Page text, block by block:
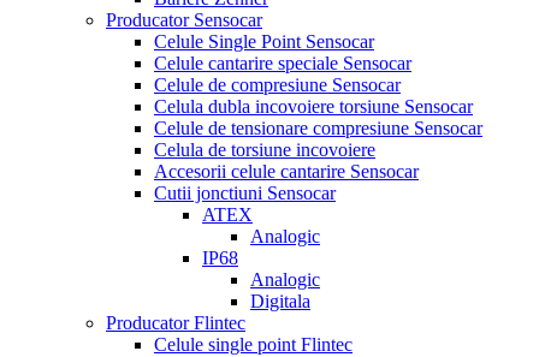
Producator Sensocar
Celule Single Point Sensocar
Celule cantarire speciale Sensocar
Celule de compresiune Sensocar
Celula dubla incovoiere torsiune Sensocar
Celule de tensionare compresiune Sensocar
Celula de torsiune incovoiere
Accesorii celule cantarire Sensocar
Cutii jonctiuni Sensocar
ATEX
Analogic
IP68
Analogic
Digitala
Producator Flintec
Celule single point Flintec